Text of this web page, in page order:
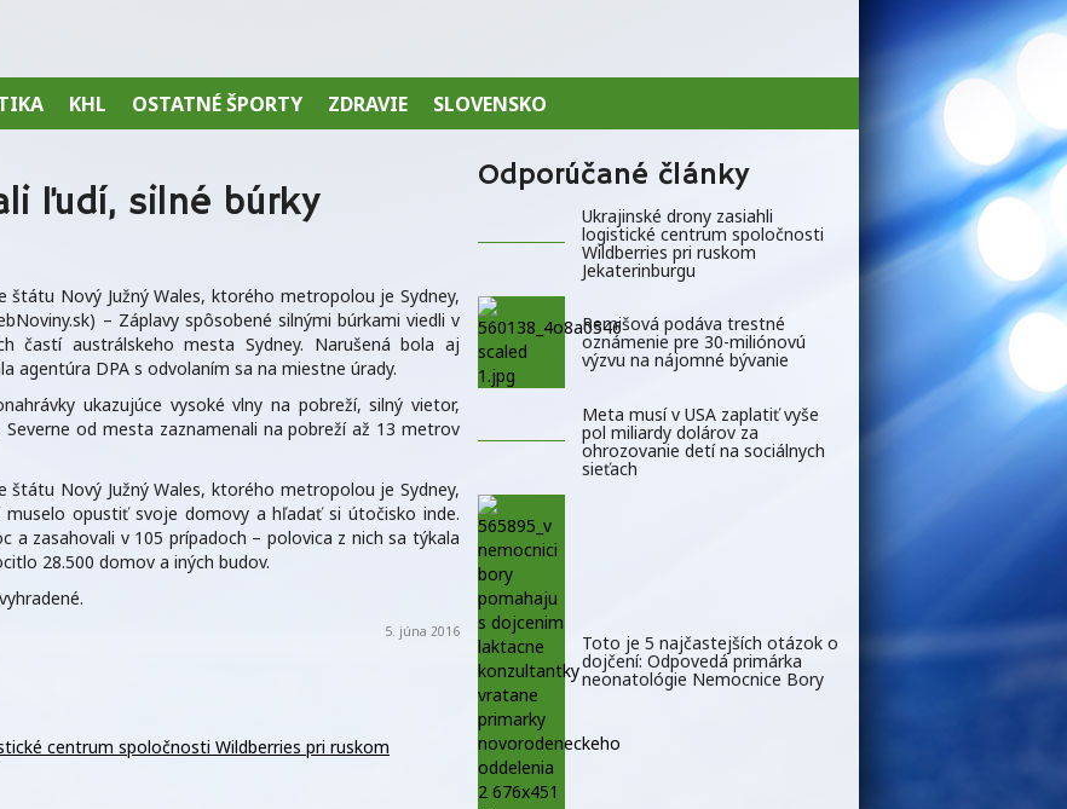
KHL OSTATNÉ ŠPORTY ZDRAVIE SLOVENSKO
ľudí, silné búrky
štátu Nový Južný Wales, ktorého metropolou je Sydney,
– Záplavy spôsobené silnými búrkami viedli v
častí austrálskeho mesta Sydney. Narušená bola aj
agentúra DPA s odvolaním sa na miestne úrady.
ukazujúce vysoké vlny na pobreží, silný vietor,
Severne od mesta zaznamenali na pobreží až 13 metrov
štátu Nový Južný Wales, ktorého metropolou je Sydney,
opustiť svoje domovy a hľadať si útočisko inde.
a zasahovali v 105 prípadoch – polovica z nich sa týkala
28.500 domov a iných budov.
5. júna 2016
centrum spoločnosti Wildberries pri ruskom
Odporúčané články
Ukrajinské drony zasiahli
logistické centrum spoločnosti
Wildberries pri ruskom
Jekaterinburgu
Remišová podáva trestné
oznámenie pre 30-miliónovú
výzvu na nájomné bývanie
Meta musí v USA zaplatiť vyše
pol miliardy dolárov za
ohrozovanie detí na sociálnych
sieťach
Toto je 5 najčastejších otázok o
dojčení: Odpovedá primárka
neonatológie Nemocnice Bory